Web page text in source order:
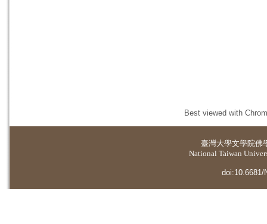
Best viewed with
臺灣大學文學院佛
National Taiwan
doi:10.6681/